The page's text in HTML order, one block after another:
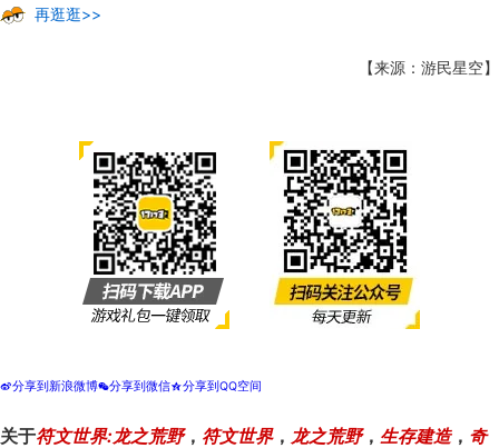
再逛逛>>
【来源：游民星空】
t分享到新浪微博w分享到微信z分享到QQ空间
关于符文世界:龙之荒野， 符文世界， 龙之荒野， 生存建造， 奇